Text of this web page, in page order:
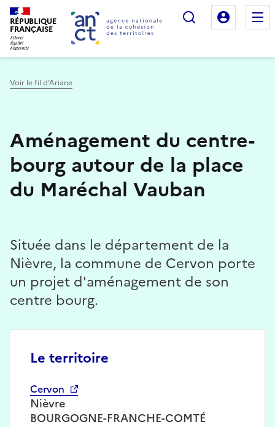
RÉPUBLIQUE
FRANÇAISE
Rechercher
Mon
Voir le fil d'Ariane
Aménagement du centre-
bourg autour de la place
du Maréchal Vauban
Située dans le département de la
Nièvre, la commune de Cervon porte
un projet d'aménagement de son
centre bourg.
Le territoire
Cervon
Nièvre
BOURGOGNE-FRANCHE-COMTÉ